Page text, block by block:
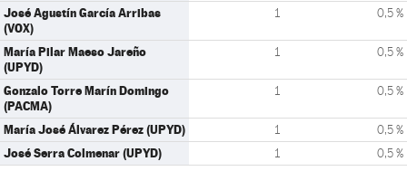
José Agustín García Arribas
(VOX)
1 0,5 %
María Pilar Maeso Jareño
(UPYD)
1 0,5 %
Gonzalo Torre Marín Domingo
(PACMA)
1 0,5 %
María José Álvarez Pérez (UPYD) 1 0,5 %
José Serra Colmenar (UPYD) 1 0,5 %